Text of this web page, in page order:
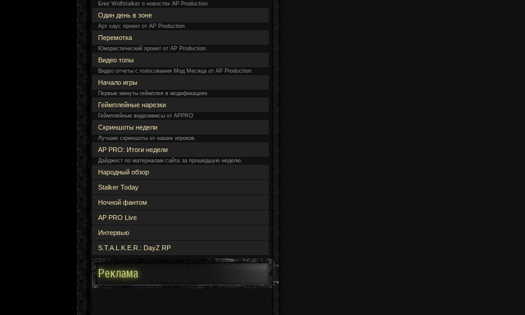
Блог Wolfstalker о новостях AP Production
Один день в зоне
Арт хаус проект от AP Production
Перемотка
Юмористический проект от AP Production
Видео топы
Видео отчеты с голосования Мод Месяца от AP Production
Начало игры
Первые минуты геймплея в модификациях
Геймплейные нарезки
Геймплейные видеомиксы от APPRO
Скриншоты недели
Лучшие скриншоты от наших игроков.
AP PRO: Итоги недели
Дайджест по материалам сайта за прошедшую неделю.
Народный обзор
Stalker Today
Ночной фантом
AP PRO Live
Интервью
S.T.A.L.K.E.R.: DayZ RP
Реклама